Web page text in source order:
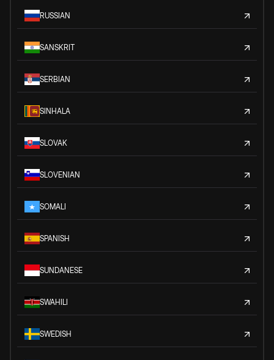
RUSSIAN
SANSKRIT
SERBIAN
SINHALA
SLOVAK
SLOVENIAN
SOMALI
SPANISH
SUNDANESE
SWAHILI
SWEDISH